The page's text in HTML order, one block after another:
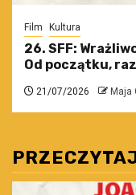
Film Kultura
26. SFF:
Od początku,
21/07/2026 Maja